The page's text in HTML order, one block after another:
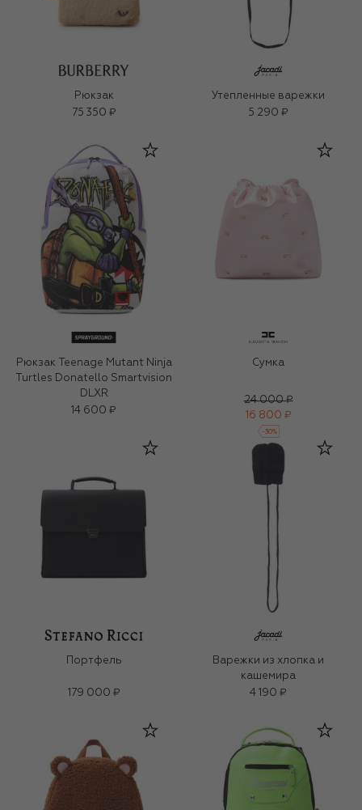
Рюкзак
75 350 ₽
Утепленные варежки
5 290 ₽
Рюкзак Teenage Mutant Ninja
Turtles Donatello Smartvision
DLXR
14 600 ₽
Сумка
24 000 ₽
16 800 ₽
-30%
Портфель
179 000 ₽
Варежки из хлопка и
кашемира
4 190 ₽